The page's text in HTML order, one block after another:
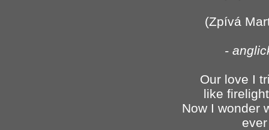
(Zpívá
-
Our love I
like
Now I wonder